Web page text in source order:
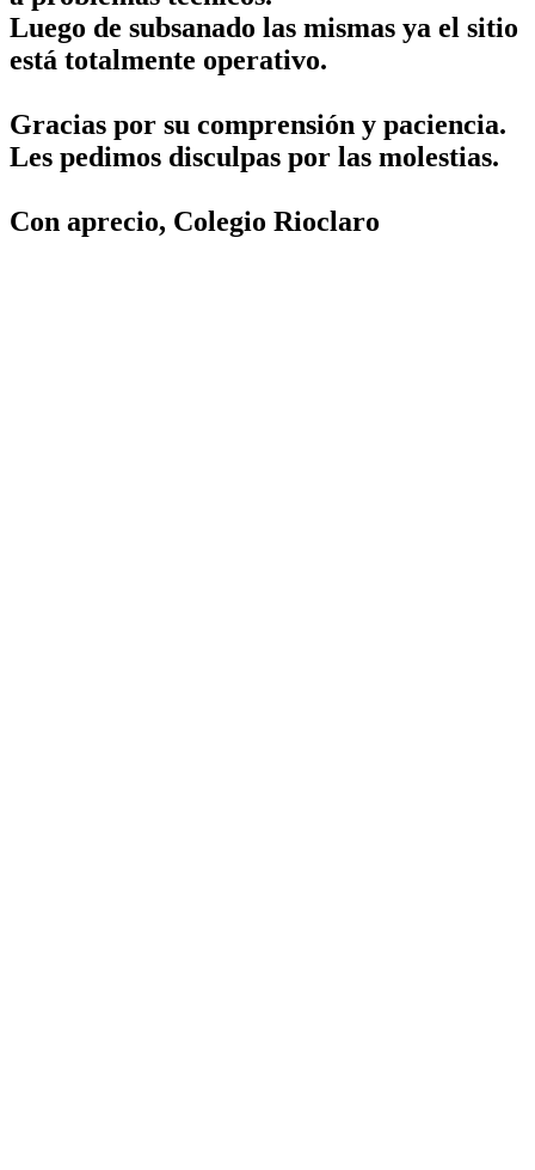
Luego de subsanado las mismas ya el sitio
está totalmente operativo.
Gracias por su comprensión y paciencia.
Les pedimos disculpas por las molestias.
Con aprecio, Colegio Rioclaro